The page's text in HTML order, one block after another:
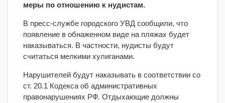
меры по отношению к нудистам.
В пресс-службе городского УВД сообщили, что
появление в обнаженном виде на пляжах будет
наказываться. В частности, нудисты будут
считаться мелкими хулиганами.
Нарушителей будут наказывать в соответствии со
ст. 20.1 Кодекса об административных
правонарушениях РФ. Отдыхающие должны